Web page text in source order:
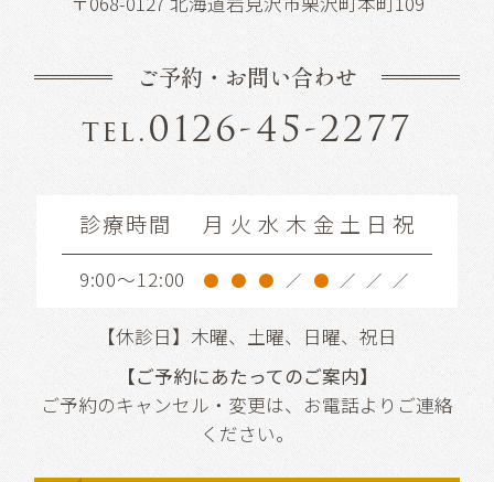
ご予約・お問い合わせ
tel.0126-45-2277
診療時間 月 火 水 木 金 土 日 祝
9:00～12:00 ● ● ● ／ ● ／ ／ ／
【休診日】木曜、土曜、日曜、祝日
【ご予約にあたってのご案内】
ご予約のキャンセル・変更は、お電話よりご連絡
ください。